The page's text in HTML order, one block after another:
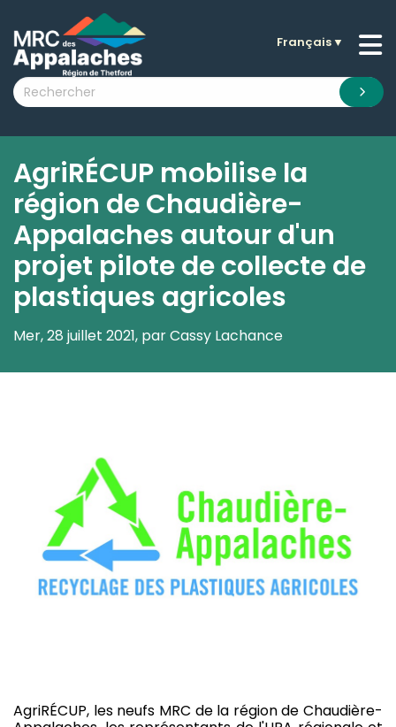
submenu (La MRC )
submenu (Citoyens )
submenu (Visiteurs )
submenu (Nouvelles )
submenu (Documentation )
Français▼
AgriRÉCUP mobilise la
région de Chaudière-
Appalaches autour d'un
projet pilote de collecte de
plastiques agricoles
Mer, 28 juillet 2021, par Cassy Lachance
AgriRÉCUP, les neufs MRC de la région de Chaudière-